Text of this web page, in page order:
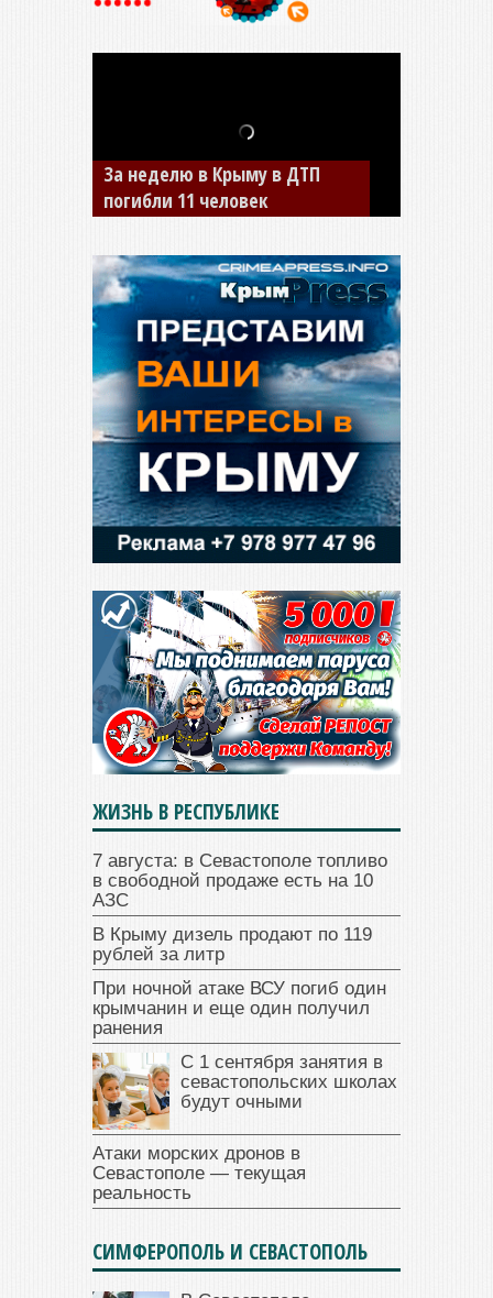
За неделю в Крыму в ДТП
погибли 11 человек
ЖИЗНЬ В РЕСПУБЛИКЕ
7 августа: в Севастополе топливо
в свободной продаже есть на 10
АЗС
В Крыму дизель продают по 119
рублей за литр
При ночной атаке ВСУ погиб один
крымчанин и еще один получил
ранения
С 1 сентября занятия в
севастопольских школах
будут очными
Атаки морских дронов в
Севастополе — текущая
реальность
СИМФЕРОПОЛЬ И СЕВАСТОПОЛЬ